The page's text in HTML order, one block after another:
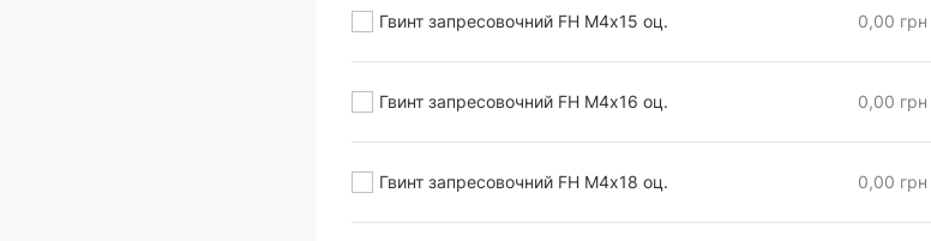
Гвинт запресовочний FH М4х15 оц. 0,00 грн
Гвинт запресовочний FH М4х16 оц. 0,00 грн
Гвинт запресовочний FH М4х18 оц. 0,00 грн